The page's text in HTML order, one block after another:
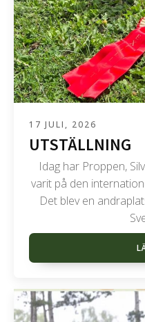
17 JULI, 2026
UTSTÄLLNING
Idag har Proppen,
varit på den
Det blev en